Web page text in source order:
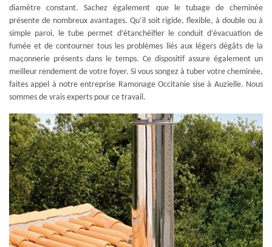
diamètre constant. Sachez également que le tubage de cheminée
présente de nombreux avantages. Qu’il soit rigide, flexible, à double ou à
simple paroi, le tube permet d’étanchéifier le conduit d’évacuation de
fumée et de contourner tous les problèmes liés aux légers dégâts de la
maçonnerie présents dans le temps. Ce dispositif assure également un
meilleur rendement de votre foyer. Si vous songez à tuber votre cheminée,
faites appel à notre entreprise Ramonage Occitanie sise à Auzielle. Nous
sommes de vrais experts pour ce travail.